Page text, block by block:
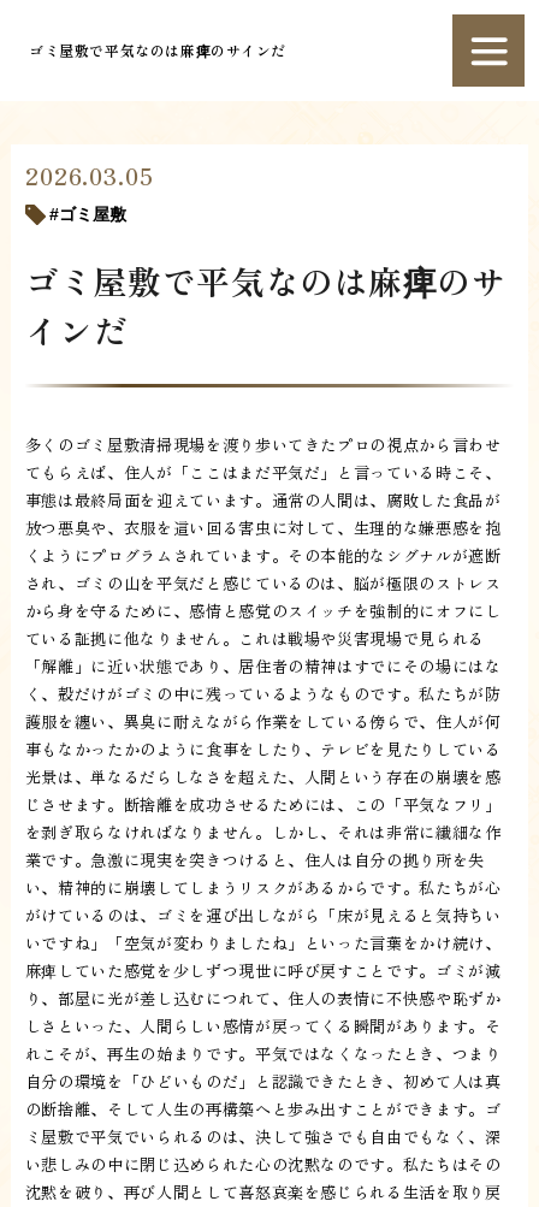
ゴミ屋敷で平気なのは麻痺のサインだ
2026.03.05
ゴミ屋敷
ゴミ屋敷で平気なのは麻痺のサ
インだ
多くのゴミ屋敷清掃現場を渡り歩いてきたプロの視点から言わせ
てもらえば、住人が「ここはまだ平気だ」と言っている時こそ、
事態は最終局面を迎えています。通常の人間は、腐敗した食品が
放つ悪臭や、衣服を這い回る害虫に対して、生理的な嫌悪感を抱
くようにプログラムされています。その本能的なシグナルが遮断
され、ゴミの山を平気だと感じているのは、脳が極限のストレス
から身を守るために、感情と感覚のスイッチを強制的にオフにし
ている証拠に他なりません。これは戦場や災害現場で見られる
「解離」に近い状態であり、居住者の精神はすでにその場にはな
く、殻だけがゴミの中に残っているようなものです。私たちが防
護服を纏い、異臭に耐えながら作業をしている傍らで、住人が何
事もなかったかのように食事をしたり、テレビを見たりしている
光景は、単なるだらしなさを超えた、人間という存在の崩壊を感
じさせます。断捨離を成功させるためには、この「平気なフリ」
を剥ぎ取らなければなりません。しかし、それは非常に繊細な作
業です。急激に現実を突きつけると、住人は自分の拠り所を失
い、精神的に崩壊してしまうリスクがあるからです。私たちが心
がけているのは、ゴミを運び出しながら「床が見えると気持ちい
いですね」「空気が変わりましたね」といった言葉をかけ続け、
麻痺していた感覚を少しずつ現世に呼び戻すことです。ゴミが減
り、部屋に光が差し込むにつれて、住人の表情に不快感や恥ずか
しさといった、人間らしい感情が戻ってくる瞬間があります。そ
れこそが、再生の始まりです。平気ではなくなったとき、つまり
自分の環境を「ひどいものだ」と認識できたとき、初めて人は真
の断捨離、そして人生の再構築へと歩み出すことができます。ゴ
ミ屋敷で平気でいられるのは、決して強さでも自由でもなく、深
い悲しみの中に閉じ込められた心の沈黙なのです。私たちはその
沈黙を破り、再び人間として喜怒哀楽を感じられる生活を取り戻